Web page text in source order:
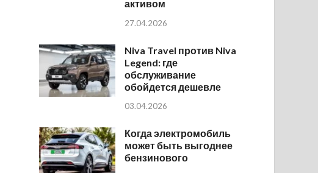
активом
27.04.2026
Niva Travel против Niva
Legend: где
обслуживание
обойдется дешевле
03.04.2026
Когда электромобиль
может быть выгоднее
бензинового